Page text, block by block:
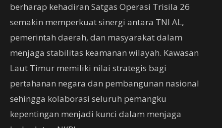
berharap kehadiran Satgas Operasi Trisila 26
semakin memperkuat sinergi antara TNI AL,
pemerintah daerah, dan masyarakat dalam
menjaga stabilitas keamanan wilayah. Kawasan
Laut Timur memiliki nilai strategis bagi
pertahanan negara dan pembangunan nasional
sehingga kolaborasi seluruh pemangku
kepentingan menjadi kunci dalam menjaga